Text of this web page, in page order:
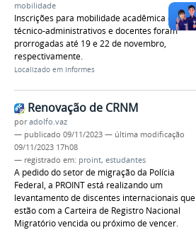
mobilidade
Inscrições para mobilidade acadêmica de
técnico-administrativos e docentes foram
prorrogadas até 19 e 22 de novembro,
respectivamente.
Localizado em Informes
Renovação de CRNM
poradolfo.vaz
— publicado 09/11/2023 — última modificação
09/11/2023 17h08
— registrado em: proint, estudantes
A pedido do setor de migração da Polícia
Federal, a PROINT está realizando um
levantamento de discentes internacionais que
estão com a Carteira de Registro Nacional
Migratório vencida ou próximo de vencer.